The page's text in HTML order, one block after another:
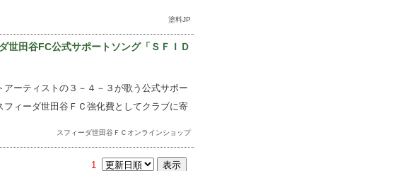
塗料JP
世田谷FC公式サポートソング「ＳＦＩＤ
ーティストの３－４－３が歌う公式サポー
ィーダ世田谷ＦＣ強化費としてクラブに寄
スフィーダ世田谷ＦＣオンラインショップ
1